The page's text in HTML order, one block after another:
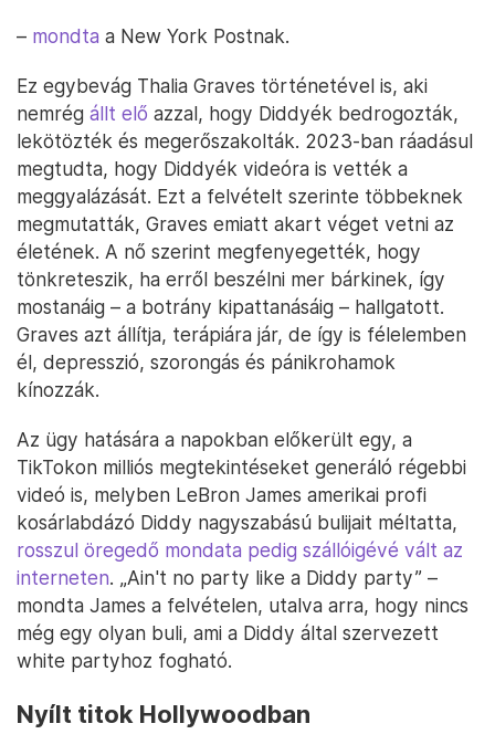
– mondta a New York Postnak.
Ez egybevág Thalia Graves történetével is, aki
nemrég állt elő azzal, hogy Diddyék bedrogozták,
lekötözték és megerőszakolták. 2023-ban ráadásul
megtudta, hogy Diddyék videóra is vették a
meggyalázását. Ezt a felvételt szerinte többeknek
megmutatták, Graves emiatt akart véget vetni az
életének. A nő szerint megfenyegették, hogy
tönkreteszik, ha erről beszélni mer bárkinek, így
mostanáig – a botrány kipattanásáig – hallgatott.
Graves azt állítja, terápiára jár, de így is félelemben
él, depresszió, szorongás és pánikrohamok
kínozzák.
Az ügy hatására a napokban előkerült egy, a
TikTokon milliós megtekintéseket generáló régebbi
videó is, melyben LeBron James amerikai profi
kosárlabdázó Diddy nagyszabású bulijait méltatta,
rosszul öregedő mondata pedig szállóigévé vált az
interneten. „Ain't no party like a Diddy party” –
mondta James a felvételen, utalva arra, hogy nincs
még egy olyan buli, ami a Diddy által szervezett
white partyhoz fogható.
Nyílt titok Hollywoodban